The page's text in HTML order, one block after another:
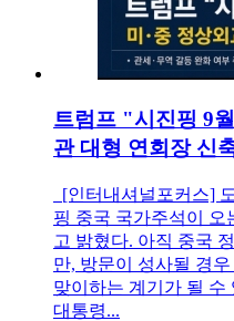
트럼프 "시진핑 9
관 대형 연회장 신
[인터내셔널포커스]
핑 중국 국가주석이 오
고 밝혔다. 아직 중국
만, 방문이 성사될 경
맞이하는 계기가 될 수
대통령...